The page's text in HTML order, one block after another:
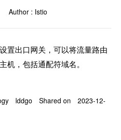
Author : Istio
置出口网关，可以将流量路由
机，包括通配符域名。
lddgo Shared on
2023-12-